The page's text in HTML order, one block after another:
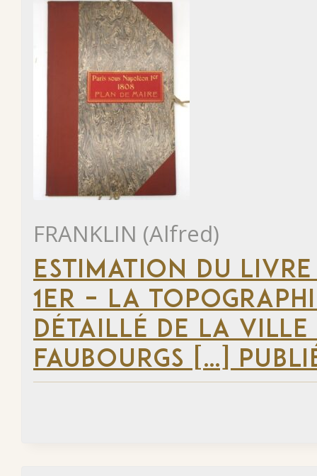
FRANKLIN (Alfred)
ESTIMATION DU
1ER – LA
DÉTAILLÉ DE LA VILLE
FAUBOURGS […]